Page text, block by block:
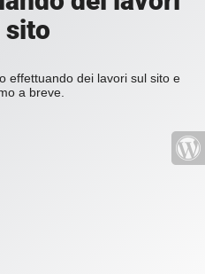
sito
effettuando dei lavori sul sito e
a breve.